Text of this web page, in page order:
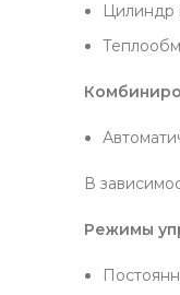
Цилиндр
В
Режимы